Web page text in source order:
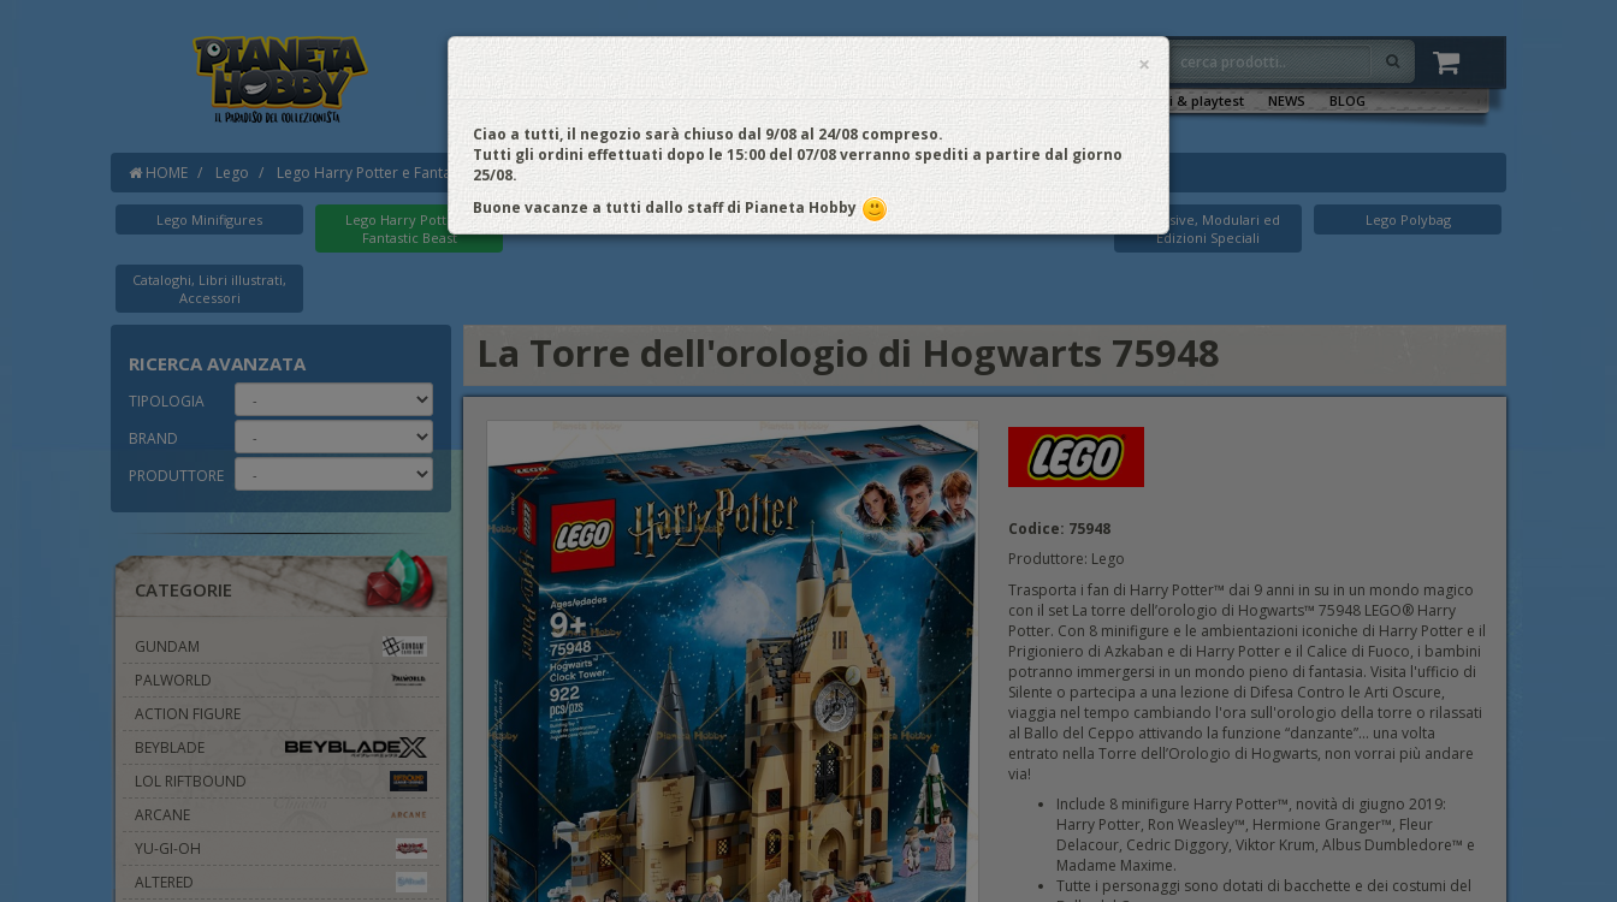
Noi Acquistiamo Chi Siamo Vantaggi Aiuto Metodi di pagamento Sala tornei & playtest NEWS
BLOG
ACCEDI / REGISTRATI
HOME Lego Lego Harry Potter e Fantastic Beast
Lego Minifigures
Lego Harry Potter e
Fantastic Beast
Lego Ideas - Cuusoo
Esclusive, Modulari ed
Edizioni Speciali
Lego Polybag
Cataloghi, Libri illustrati,
Accessori
RICERCA AVANZATA
TIPOLOGIA
BRAND
PRODUTTORE
CATEGORIE
GUNDAM
PALWORLD
ACTION FIGURE
BEYBLADE
LOL RIFTBOUND
ARCANE
YU-GI-OH
ALTERED
La Torre dell'orologio di Hogwarts 75948
Codice: 75948
Produttore: Lego
Trasporta i fan di Harry Potter™ dai 9 anni in su in un mondo magico
con il set La torre dell’orologio di Hogwarts™ 75948 LEGO® Harry
Potter. Con 8 minifigure e le ambientazioni iconiche di Harry Potter e il
Prigioniero di Azkaban e di Harry Potter e il Calice di Fuoco, i bambini
potranno immergersi in un mondo pieno di fantasia. Visita l'ufficio di
Silente o partecipa a una lezione di Difesa Contro le Arti Oscure,
viaggia nel tempo cambiando l'ora sull'orologio della torre o rilassati
al Ballo del Ceppo attivando la funzione “danzante”... una volta
entrato nella Torre dell’Orologio di Hogwarts, non vorrai più andare
via!
Include 8 minifigure Harry Potter™, novità di giugno 2019:
Harry Potter, Ron Weasley™, Hermione Granger™, Fleur
Delacour, Cedric Diggory, Viktor Krum, Albus Dumbledore™ e
Madame Maxime.
Tutte i personaggi sono dotati di bacchette e dei costumi del
×
Ciao a tutti, il negozio sarà chiuso dal 9/08 al 24/08 compreso.
Tutti gli ordini effettuati dopo le 15:00 del 07/08 verranno spediti a partire dal giorno
25/08.
Buone vacanze a tutti dallo staff di Pianeta Hobby